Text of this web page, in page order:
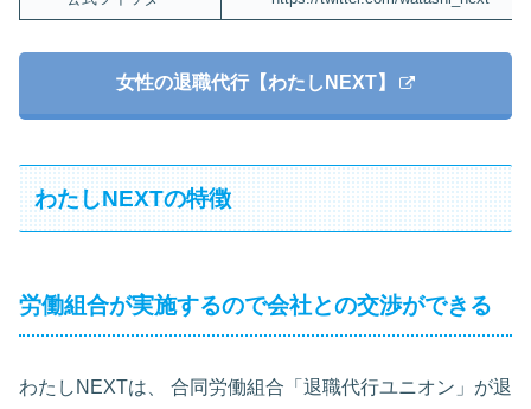
女性の退職代行【わたしNEXT】
わたしNEXTの特徴
労働組合が実施するので会社との交渉ができる
わたしNEXTは、 合同労働組合「退職代行ユニオン」が退